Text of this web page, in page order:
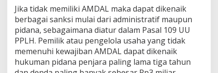
u
g
a
I
l
e
a
Jika tidak memiliki AMDAL maka dapat dikenaik
berbagai sanksi mulai dari administratif maupun
pidana, sebagaimana diatur dalam Pasal 109 UU
PPLH. Pemilik atau pengelola usaha yang tidak
memenuhi kewajiban AMDAL dapat dikenaik
hukuman pidana penjara paling lama tiga tahun